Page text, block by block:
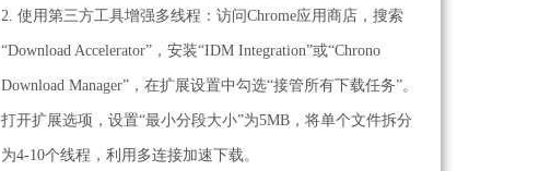
2. 使用第三方工具增强多线程：访问Chrome应用商店，搜索
“Download Accelerator”，安装“IDM Integration”或“Chrono
Download Manager”，在扩展设置中勾选“接管所有下载任务”。
打开扩展选项，设置“最小分段大小”为5MB，将单个文件拆分
为4-10个线程，利用多连接加速下载。